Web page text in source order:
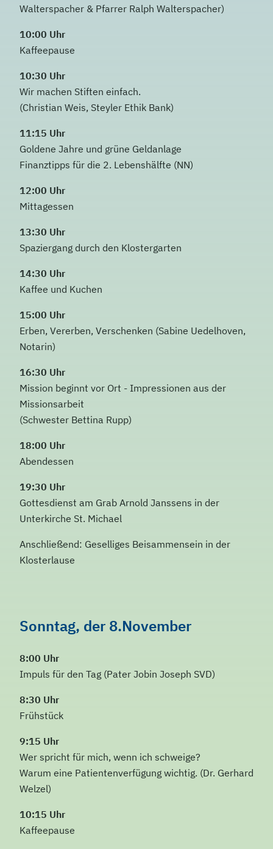
Walterspacher & Pfarrer Ralph Walterspacher)
10:00 Uhr
Kaffeepause
10:30 Uhr
Wir machen Stiften einfach.
(Christian Weis, Steyler Ethik Bank)
11:15 Uhr
Goldene Jahre und grüne Geldanlage
Finanztipps für die 2. Lebenshälfte (NN)
12:00 Uhr
Mittagessen
13:30 Uhr
Spaziergang durch den Klostergarten
14:30 Uhr
Kaffee und Kuchen
15:00 Uhr
Erben, Vererben, Verschenken (Sabine Uedelhoven,
Notarin)
16:30 Uhr
Mission beginnt vor Ort - Impressionen aus der
Missionsarbeit
(Schwester Bettina Rupp)
18:00 Uhr
Abendessen
19:30 Uhr
Gottesdienst am Grab Arnold Janssens in der
Unterkirche St. Michael
Anschließend: Geselliges Beisammensein in der
Klosterlause
Sonntag, der 8.November
8:00 Uhr
Impuls für den Tag (Pater Jobin Joseph SVD)
8:30 Uhr
Frühstück
9:15 Uhr
Wer spricht für mich, wenn ich schweige?
Warum eine Patientenverfügung wichtig. (Dr. Gerhard
Welzel)
10:15 Uhr
Kaffeepause